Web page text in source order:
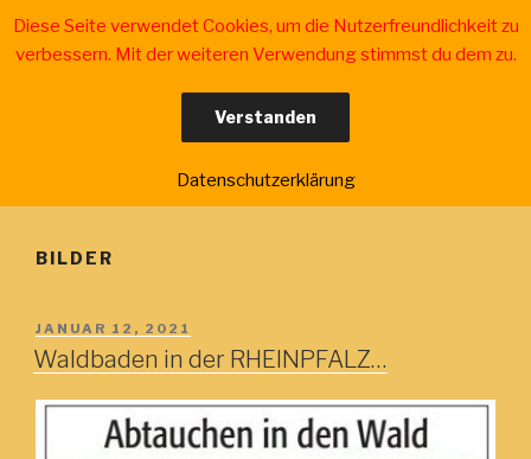
WALDBADEN IN DER
SÜDWESTPFALZ
Menü
BILDER
VERÖFFENTLICHT
AM
JANUAR 12, 2021
Waldbaden in der RHEINPFALZ…
Diese Seite verwendet Cookies, um die Nutzerfreundlichkeit zu
verbessern. Mit der weiteren Verwendung stimmst du dem zu.
Verstanden
Datenschutzerklärung